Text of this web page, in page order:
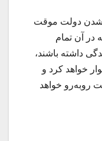
دولت موقت
در آن تمام
داشته باشند،
خواهد کرد و
روبه‌رو خواهد